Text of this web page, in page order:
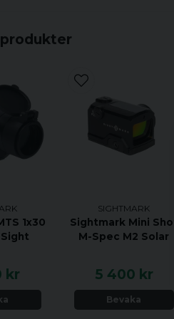
1x30
kr
SIGHTMARK
Sightmark Mini
M-Spec M2 Solar
5 400 kr
Bevaka